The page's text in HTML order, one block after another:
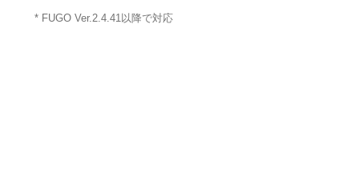
* FUGO Ver.2.4.41以降で対応